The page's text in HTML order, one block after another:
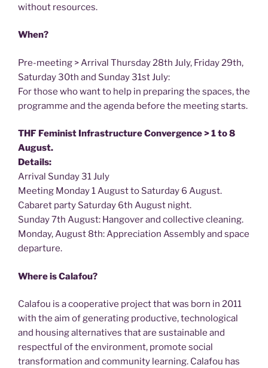
without resources.
When?
Pre-meeting > Arrival Thursday 28th July, Friday 29th,
Saturday 30th and Sunday 31st July:
For those who want to help in preparing the spaces, the
programme and the agenda before the meeting starts.
THF Feminist Infrastructure Convergence > 1 to 8
August.
Details:
Arrival Sunday 31 July
Meeting Monday 1 August to Saturday 6 August.
Cabaret party Saturday 6th August night.
Sunday 7th August: Hangover and collective cleaning.
Monday, August 8th: Appreciation Assembly and space
departure.
Where is Calafou?
Calafou is a cooperative project that was born in 2011
with the aim of generating productive, technological
and housing alternatives that are sustainable and
respectful of the environment, promote social
transformation and community learning. Calafou has